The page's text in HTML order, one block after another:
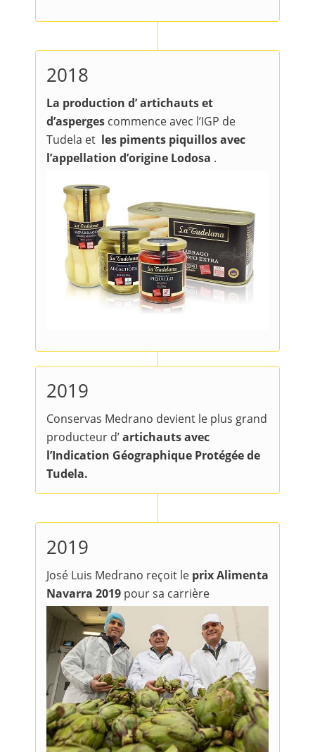
2018
La production d’ artichauts et
d’asperges commence avec l’IGP de
Tudela et les piments piquillos avec
l’appellation d’origine Lodosa .
2019
Conservas Medrano devient le plus grand
producteur d’artichauts avec
l’Indication Géographique Protégée de
Tudela.
2019
José Luis Medrano reçoit le prix Alimenta
Navarra 2019 pour sa carrière